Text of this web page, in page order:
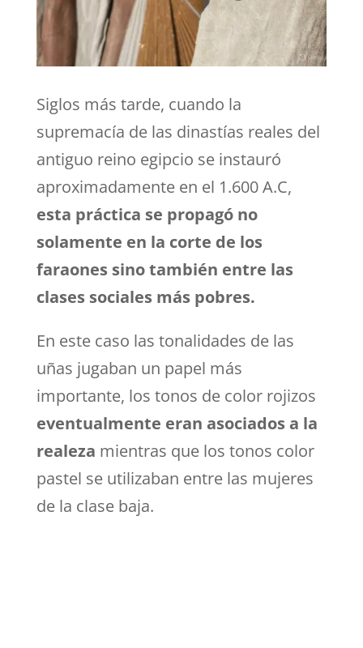
Siglos más tarde, cuando la
supremacía de las dinastías reales del
antiguo reino egipcio se instauró
aproximadamente en el 1.600 A.C,
esta práctica se propagó no
solamente en la corte de los
faraones sino también entre las
clases sociales más pobres.
En este caso las tonalidades de las
uñas jugaban un papel más
importante, los tonos de color rojizos
eventualmente eran asociados a la
realeza mientras que los tonos color
pastel se utilizaban entre las mujeres
de la clase baja.